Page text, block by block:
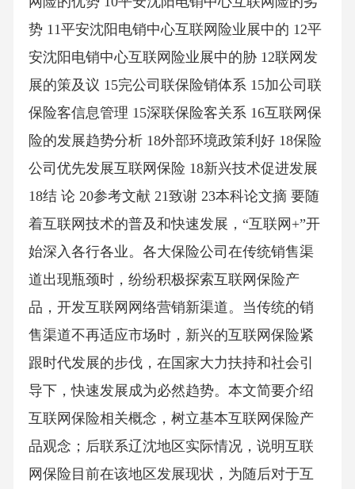
势 11平安沈阳电销中心互联网险业展中的 12平
安沈阳电销中心互联网险业展中的胁 12联网发
展的策及议 15完公司联保险销体系 15加公司联
保险客信息管理 15深联保险客关系 16互联网保
险的发展趋势分析 18外部环境政策利好 18保险
公司优先发展互联网保险 18新兴技术促进发展
18结 论 20参考文献 21致谢 23本科论文摘 要随
着互联网技术的普及和快速发展，“互联网+”开
始深入各行各业。各大保险公司在传统销售渠
道出现瓶颈时，纷纷积极探索互联网保险产
品，开发互联网网络营销新渠道。当传统的销
售渠道不再适应市场时，新兴的互联网保险紧
跟时代发展的步伐，在国家大力扶持和社会引
导下，快速发展成为必然趋势。本文简要介绍
互联网保险相关概念，树立基本互联网保险产
品观念；后联系辽沈地区实际情况，说明互联
网保险目前在该地区发展现状，为随后对于互